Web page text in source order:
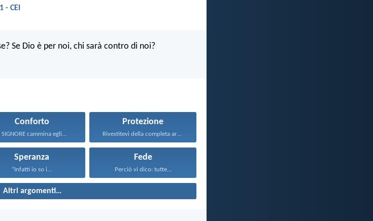
- CEI
Se Dio è per noi, chi sarà contro di noi?
Conforto
SIGNORE cammina egli...
Protezione
Rivestitevi della completa armatura...
Speranza
“Infatti io so i...
Fede
Perciò vi dico: tutte...
Altri argomenti…